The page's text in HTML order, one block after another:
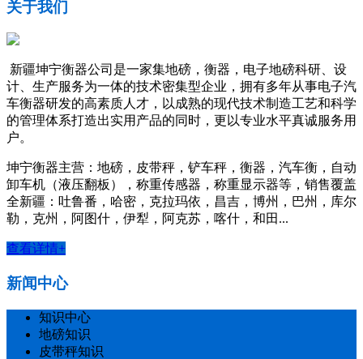
关于我们
新疆坤宁衡器公司是一家集地磅，衡器，电子地磅科研、设
计、生产服务为一体的技术密集型企业，拥有多年从事电子汽
车衡器研发的高素质人才，以成熟的现代技术制造工艺和科学
的管理体系打造出实用产品的同时，更以专业水平真诚服务用
户。
坤宁衡器主营：地磅，皮带秤，铲车秤，衡器，汽车衡，自动
卸车机（液压翻板），称重传感器，称重显示器等，销售覆盖
全新疆：吐鲁番，哈密，克拉玛依，昌吉，博州，巴州，库尔
勒，克州，阿图什，伊犁，阿克苏，喀什，和田...
查看详情+
新闻中心
知识中心
地磅知识
皮带秤知识